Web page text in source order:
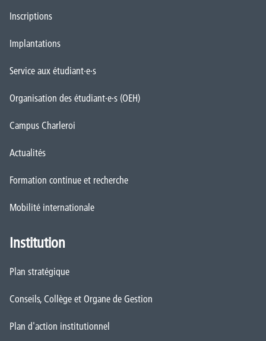
Institution
Plan stratégique
Conseils, Collège et Organe de Gestion
Plan d'action institutionnel
Projet Pédagogique, Social et Culturel
Règlement général des Études (RGE)